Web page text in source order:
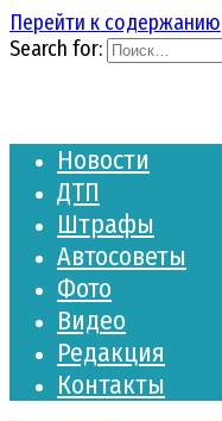
Перейти к содержанию
Search for:
Новости
ДТП
Штрафы
Автосоветы
Фото
Видео
Редакция
Контакты